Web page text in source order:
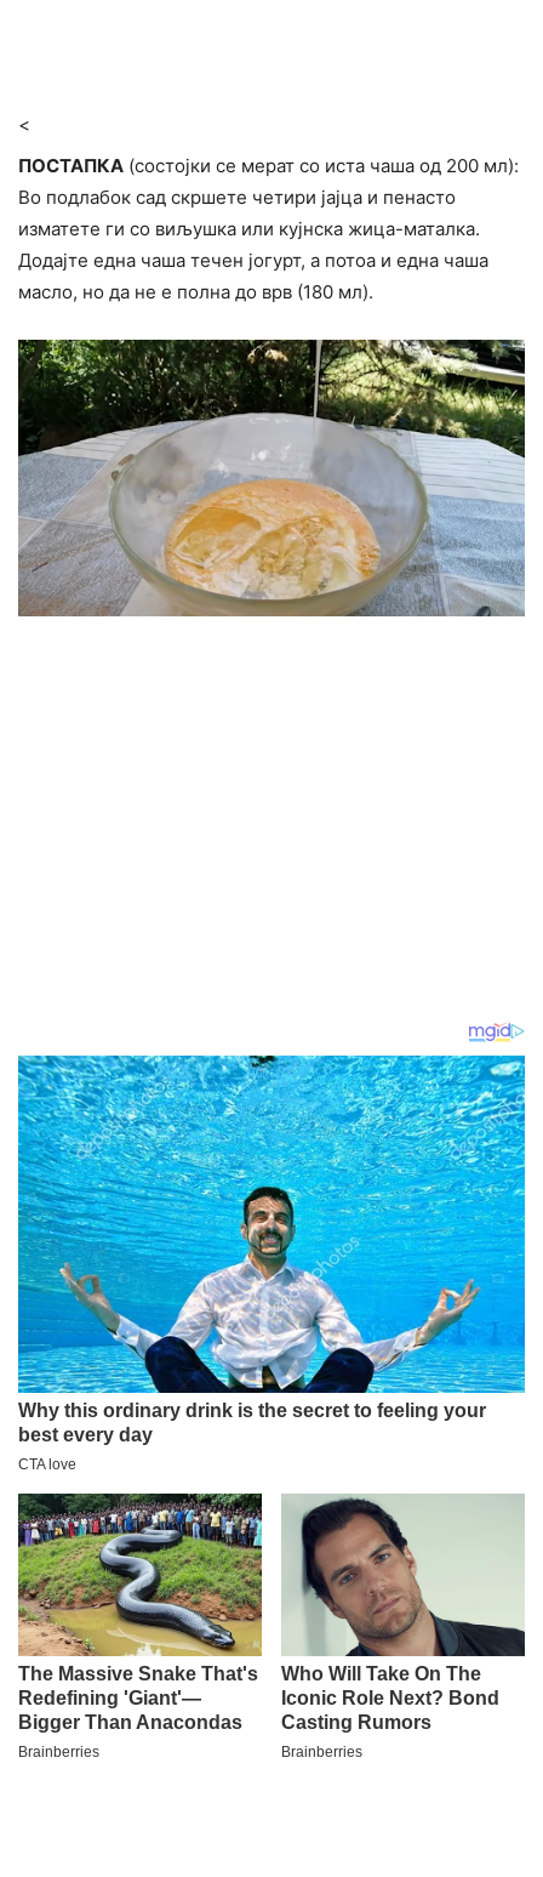
<
ПОСТАПКА (состојки се мерат со иста чаша од 200 мл):
Во подлабок сад скршете четири јајца и пенасто
изматете ги со виљушка или кујнска жица-маталка.
Додајте една чаша течен јогурт, а потоа и една чаша
масло, но да не е полна до врв (180 мл).